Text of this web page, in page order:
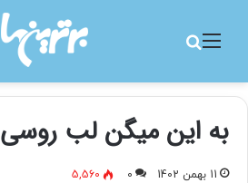
منو
به این میگن لب روسی
11 بهمن 1402 0
5,560